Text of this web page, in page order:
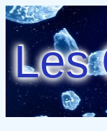
Les